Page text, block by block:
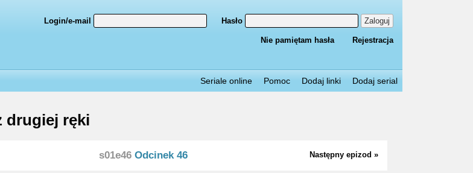
Login/e-mail Hasło Zaloguj
Nie pamiętam hasła Rejestracja
Seriale online Pomoc Dodaj linki Dodaj serial
drugiej ręki
Następny epizod »
s01e46Odcinek 46